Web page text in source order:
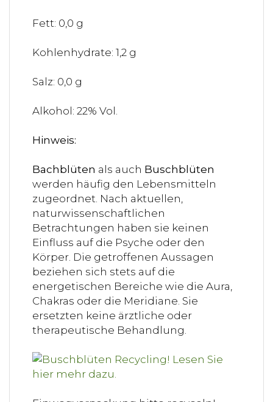
Fett: 0,0 g
Kohlenhydrate: 1,2 g
Salz: 0,0 g
Alkohol: 22% Vol.
Hinweis:
Bachblüten als auch Buschblüten
werden häufig den Lebensmitteln
zugeordnet. Nach aktuellen,
naturwissenschaftlichen
Betrachtungen haben sie keinen
Einfluss auf die Psyche oder den
Körper. Die getroffenen Aussagen
beziehen sich stets auf die
energetischen Bereiche wie die Aura,
Chakras oder die Meridiane. Sie
ersetzten keine ärztliche oder
therapeutische Behandlung.